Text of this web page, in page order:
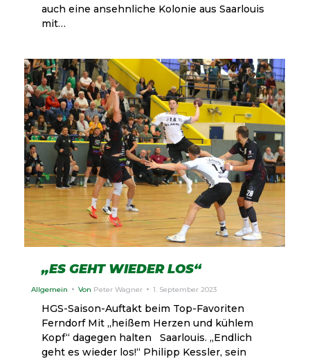
auch eine ansehnliche Kolonie aus Saarlouis
mit…
„ES GEHT WIEDER LOS“
Allgemein Von Peter Wagner 1. September 2023
HGS-Saison-Auftakt beim Top-Favoriten
Ferndorf Mit „heißem Herzen und kühlem
Kopf“ dagegen halten Saarlouis. „Endlich
geht es wieder los!“ Philipp Kessler, sein